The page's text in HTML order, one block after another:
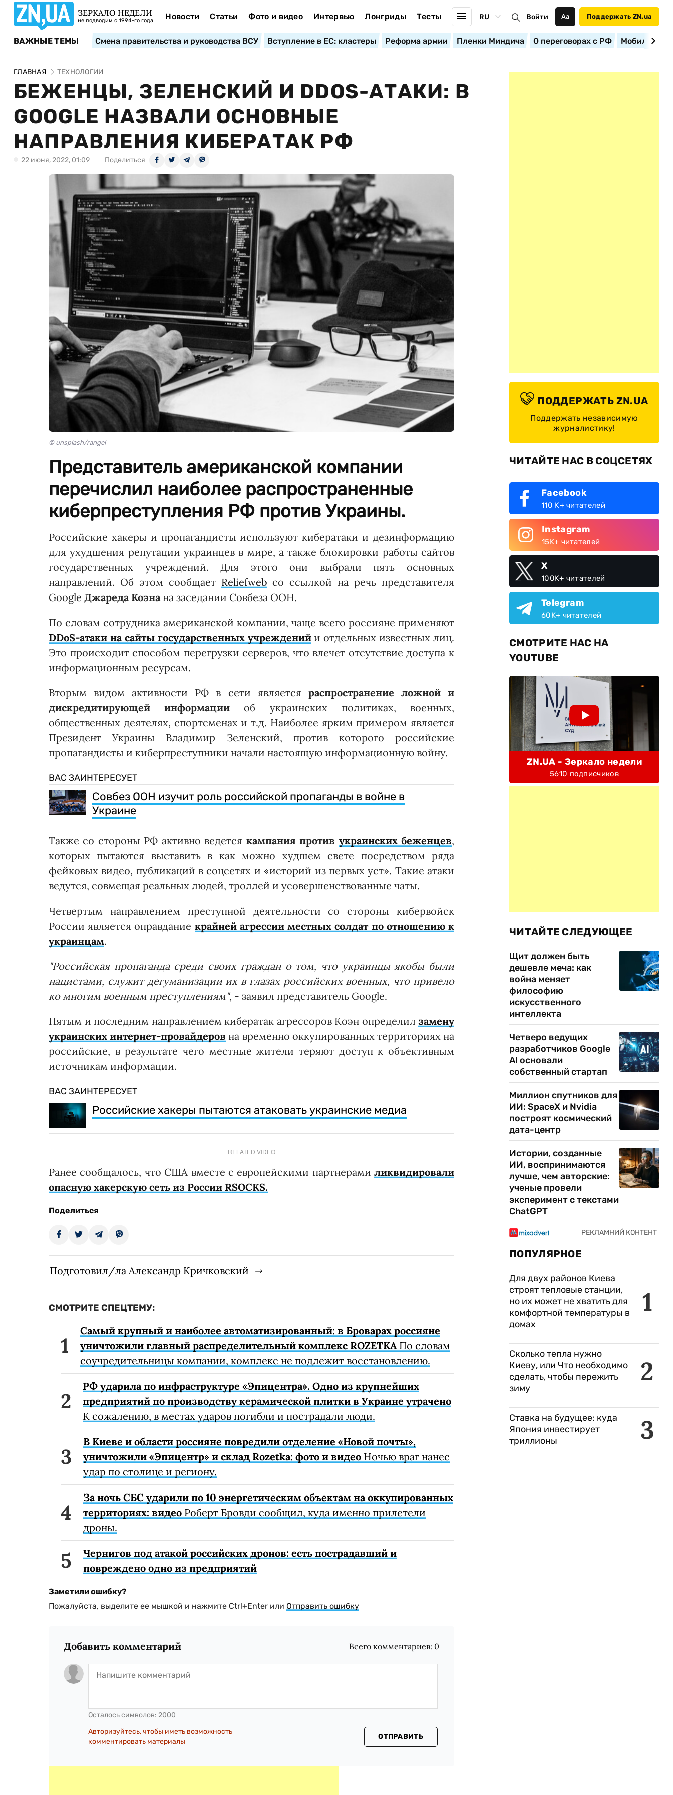
ЗЕРКАЛО НЕДЕЛИ
не подводим с 1994-го года Новости Статьи Фото и видео Интервью Лонгриды Тесты RU Войти Аа Поддержать ZN.ua
ВАЖНЫЕ ТЕМЫ Смена правительства и руководства ВСУ Вступление в ЕС: кластеры Реформа армии Пленки Миндича О переговорах с РФ
ГЛАВНАЯ ТЕХНОЛОГИИ
БЕЖЕНЦЫ, ЗЕЛЕНСКИЙ И DDOS-АТАКИ: В
GOOGLE НАЗВАЛИ ОСНОВНЫЕ
НАПРАВЛЕНИЯ КИБЕРАТАК РФ
22 июня, 2022, 01:09 Поделиться
© unsplash/rangel
Представитель американской компании
перечислил наиболее распространенные
киберпреступления РФ против Украины.
Российские хакеры и пропагандисты используют кибератаки и дезинформацию
для ухудшения репутации украинцев в мире, а также блокировки работы сайтов
государственных учреждений. Для этого они выбрали пять основных
направлений. Об этом сообщает Reliefweb со ссылкой на речь представителя
Google Джареда Коэнана заседании Совбеза ООН.
По словам сотрудника американской компании, чаще всего россияне применяют
DDoS-атаки на сайты государственных учрежденийи отдельных известных лиц.
Это происходит способом перегрузки серверов, что влечет отсутствие доступа к
информационным ресурсам.
Вторым видом активности РФ в сети является распространение ложной и
дискредитирующей информации об украинских политиках, военных,
общественных деятелях, спортсменах и т.д. Наиболее ярким примером является
Президент Украины Владимир Зеленский, против которого российские
пропагандисты и киберпреступники начали настоящую информационную войну.
ВАС ЗАИНТЕРЕСУЕТ
Совбез ООН изучит роль российской пропаганды в войне в
Украине
Также со стороны РФ активно ведется кампания против украинских беженцев,
которых пытаются выставить в как можно худшем свете посредством ряда
фейковых видео, публикаций в соцсетях и «историй из первых уст». Такие атаки
ведутся, совмещая реальных людей, троллей и усовершенствованные чаты.
Четвертым направлением преступной деятельности со стороны кибервойск
России является оправдание крайней агрессии местных солдат по отношению к
украинцам.
"Российская пропаганда среди своих граждан о том, что украинцы якобы были
нацистами, служит дегуманизации их в глазах российских военных, что привело
ко многим военным преступлениям", - заявил представитель Google.
Пятым и последним направлением кибератак агрессоров Коэн определилзамену
украинских интернет-провайдеров на временно оккупированных территориях на
российские, в результате чего местные жители теряют доступ к объективным
источникам информации.
ВАС ЗАИНТЕРЕСУЕТ
Российские хакеры пытаются атаковать украинские медиа
RELATED VIDEO
Ранее сообщалось, что США вместе с европейскими партнерамиликвидировали
опасную хакерскую сеть из России RSOCKS.
Поделиться
Подготовил/ла Александр Кричковский
СМОТРИТЕ СПЕЦТЕМУ:
Самый крупный и наиболее автоматизированный: в Броварах россияне
уничтожили главный распределительный комплекс ROZETKAПо словам
соучредительницы компании, комплекс не подлежит восстановлению.
РФ ударила по инфраструктуре «Эпицентра». Одно из крупнейших
предприятий по производству керамической плитки в Украине утрачено
К сожалению, в местах ударов погибли и пострадали люди.
В Киеве и области россияне повредили отделение «Новой почты»,
уничтожили «Эпицентр» и склад Rozetka: фото и видео Ночью враг нанес
удар по столице и региону.
За ночь СБС ударили по 10 энергетическим объектам на оккупированных
территориях: видео Роберт Бровди сообщил, куда именно прилетели
дроны.
Чернигов под атакой российских дронов: есть пострадавший и
повреждено одно из предприятий
Заметили ошибку?
Пожалуйста, выделите ее мышкой и нажмите Ctrl+Enter или Отправить ошибку
Добавить комментарий Всего комментариев: 0
Осталось символов: 2000
Авторизуйтесь, чтобы иметь возможность
комментировать материалы
ОТПРАВИТЬ
ПОДДЕРЖАТЬ ZN.UA
Поддержать независимую
журналистику!
ЧИТАЙТЕ НАС В СОЦСЕТЯХ
Facebook
110 K+ читателей
Instagram
15K+ читателей
X
100K+ читателей
Telegram
60K+ читателей
СМОТРИТЕ НАС НА
YOUTUBE
ZN.UA - Зеркало недели
5610 подписчиков
ЧИТАЙТЕ СЛЕДУЮЩЕЕ
Щит должен быть
дешевле меча: как
война меняет
философию
искусственного
интеллекта
Четверо ведущих
разработчиков Google
AI основали
собственный стартап
Миллион спутников для
ИИ: SpaceX и Nvidia
построят космический
дата-центр
Истории, созданные
ИИ, воспринимаются
лучше, чем авторские:
ученые провели
эксперимент с текстами
ChatGPT
ПОПУЛЯРНОЕ
1
Для двух районов Киева
строят тепловые станции,
но их может не хватить для
комфортной температуры в
домах
2
Сколько тепла нужно
Киеву, или Что необходимо
сделать, чтобы пережить
зиму
3
Ставка на будущее: куда
Япония инвестирует
триллионы